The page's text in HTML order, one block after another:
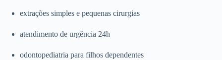
extrações simples e pequenas cirurgias
atendimento de urgência 24h
odontopediatria para filhos dependentes